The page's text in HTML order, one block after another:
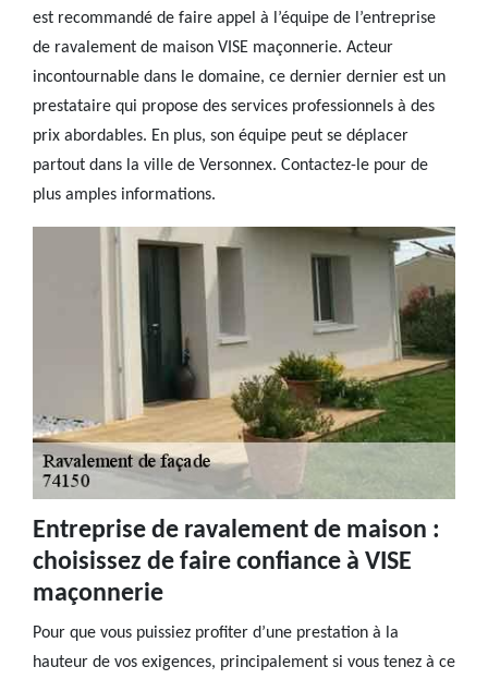
est recommandé de faire appel à l’équipe de l’entreprise
de ravalement de maison VISE maçonnerie. Acteur
incontournable dans le domaine, ce dernier dernier est un
prestataire qui propose des services professionnels à des
prix abordables. En plus, son équipe peut se déplacer
partout dans la ville de Versonnex. Contactez-le pour de
plus amples informations.
Entreprise de ravalement de maison :
choisissez de faire confiance à VISE
maçonnerie
Pour que vous puissiez profiter d’une prestation à la
hauteur de vos exigences, principalement si vous tenez à ce